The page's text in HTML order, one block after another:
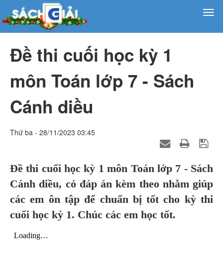
Đề thi cuối học kỳ 1
môn Toán lớp 7 - Sách
Cánh diều
Thứ ba - 28/11/2023 03:45
Đề thi cuối học kỳ 1 môn Toán lớp 7 - Sách
Cánh diều, có đáp án kèm theo nhằm giúp
các em ôn tập để chuẩn bị tốt cho kỳ thi
cuối học kỳ 1. Chúc các em học tốt.